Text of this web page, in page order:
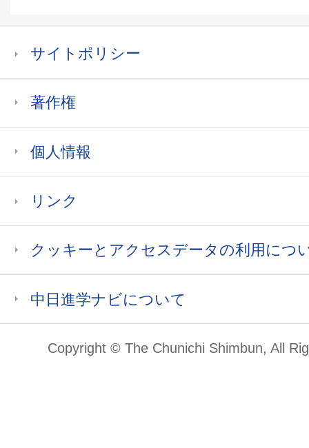
サイトポリシー
著作権
個人情報
リンク
クッキーとアクセスデータの利用につ
中日進学ナビについて
Copyright © The Chunichi Shimbun, All